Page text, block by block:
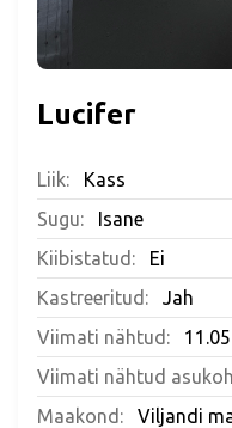
Lucifer
Liik:
Kass
Sugu:
Isane
Kiibistatud:
Ei
Kastreeritud:
Jah
Viimati nähtud:
Viimati nähtud
Maakond:
Viljandi